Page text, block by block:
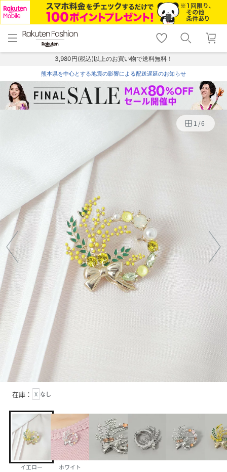
menu home
トップ
shopping_cart lock_outline
ログイン
3,980円(税込)以上のお買い物で送料無料！
熊本県を中心とする地震の影響による配送遅延のお知らせ
1 /6
在庫： X なし
イエロー ホワイト